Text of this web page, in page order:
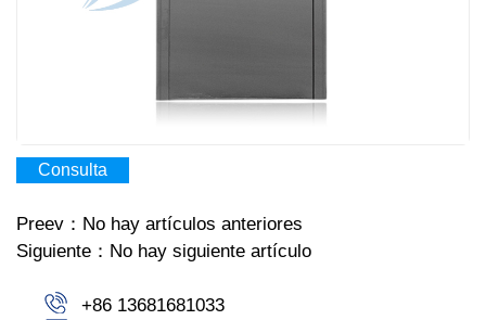
Consulta
Preev：No hay artículos anteriores
Siguiente：No hay siguiente artículo
+86 13681681033